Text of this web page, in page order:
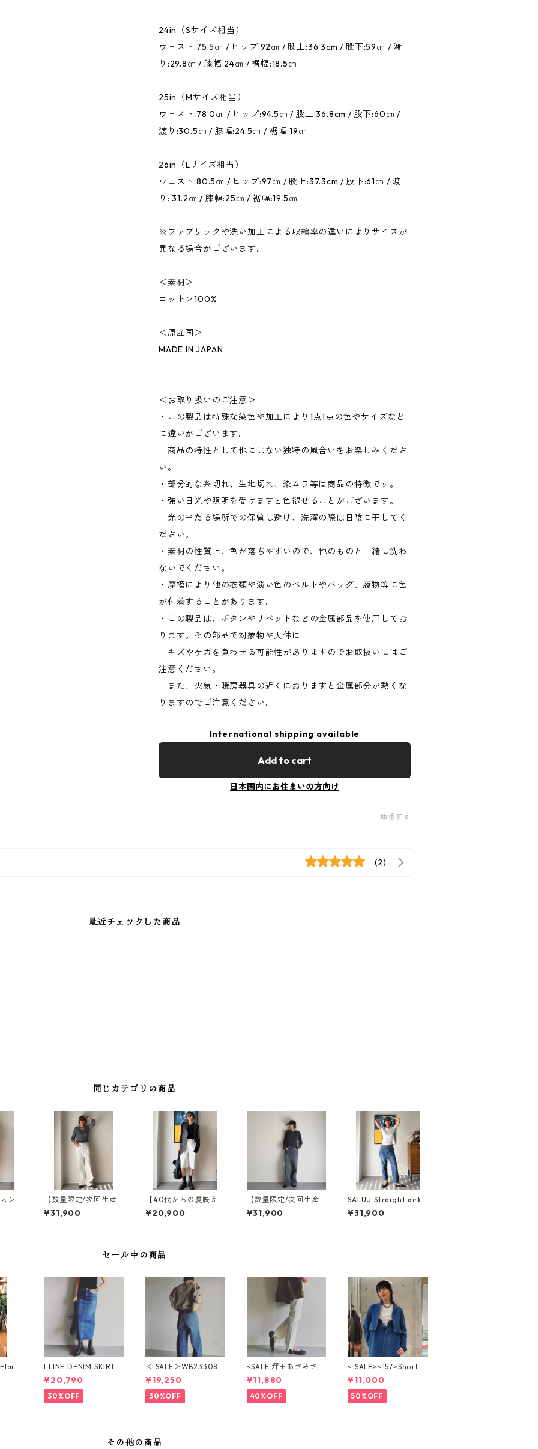
24in（Sサイズ相当）
ウェスト:75.5㎝ / ヒップ:92㎝ / 股上:36.3cm / 股下:59㎝ / 渡
り:29.8㎝ / 膝幅:24㎝ / 裾幅:18.5㎝
25in（Mサイズ相当）
ウェスト:78.0㎝ / ヒップ:94.5㎝ / 股上:36.8cm / 股下:60㎝ /
渡り:30.5㎝ / 膝幅:24.5㎝ / 裾幅:19㎝
26in（Lサイズ相当）
ウェスト:80.5㎝ / ヒップ:97㎝ / 股上:37.3cm / 股下:61㎝ / 渡
り: 31.2㎝ / 膝幅:25㎝ / 裾幅:19.5㎝
※ファブリックや洗い加工による収縮率の違いによりサイズが
異なる場合がございます。
＜素材＞
コットン100%
＜原産国＞
MADE IN JAPAN
＜お取り扱いのご注意＞
・この製品は特殊な染色や加工により1点1点の色やサイズなど
に違いがございます。
商品の特性として他にはない独特の風合いをお楽しみくださ
い。
・部分的な糸切れ、生地切れ、染ムラ等は商品の特徴です。
・強い日光や照明を受けますと色褪せることがございます。
光の当たる場所での保管は避け、洗濯の際は日陰に干してく
ださい。
・素材の性質上、色が落ちやすいので、他のものと一緒に洗わ
ないでください。
・摩擦により他の衣類や淡い色のベルトやバッグ、履物等に色
が付着することがあります。
・この製品は、ボタンやリベットなどの金属部品を使用してお
ります。その部品で対象物や人体に
キズやケガを負わせる可能性がありますのでお取扱いにはご
注意ください。
また、火気・暖房器具の近くにおりますと金属部分が熱くな
りますのでご注意ください。
International shipping available
Add to cart
日本国内にお住まいの方向け
通報する
(2)
最近チェックした商品
同じカテゴリの商品
シ
【数量限定/次回生産
未定】SALUU サルー
/ WB25309-WHITE
¥31,900
【40代からの夏映え
ホワイト】Marine Sh
orts/ マリンショーツ
¥20,900
【数量限定/次回生産
未定】SALUU サルー
/ WB25300-GREY
¥31,900
SALUU Straight ankl
e / サルー ストレート
アンクル【選べる2
¥31,900
セール中の商品
I LINE DENIM SKIRT
（ＷB23316-MID BL
UE）Iライン デニムス
カート
¥20,790
30%OFF
＜ SALE＞WB23308-
MID BLUE BULLET D
ENIM（MID BLUE）ブ
レットデニム
¥19,250
30%OFF
<SALE 坪田あさみさん
コラボ＞BOOTY DENI
M（WHITE）ブーティ
フレアデニム
¥11,880
40%OFF
< SALE><157>Short Z
ip Up Jacket / ショー
トジップアップジャケ
ット【BLUE HEAVE
N】WBN4124
¥11,000
50%OFF
その他の商品